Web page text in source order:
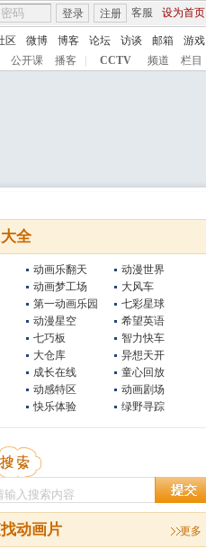
客服 设为首页
登录 注册
区 微博 博客 论坛 访谈 邮箱
游戏
公开课 播客 CCTV 频道 栏目
全
动画乐翻天
动画梦工场
第一动画乐园
动漫星空
七巧板
大仓库
成长在线
动感特区
快乐体验
动漫世界
大风车
七彩星球
希望英语
智力快车
异想天开
童心回放
动画剧场
绿野寻踪
动画片 更多